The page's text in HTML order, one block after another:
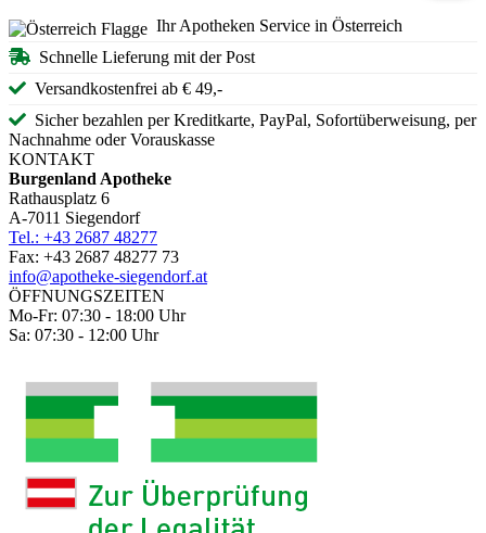
Ihr Apotheken Service in Österreich
Schnelle Lieferung mit der Post
Versandkostenfrei ab € 49,-
Sicher bezahlen per Kreditkarte, PayPal, Sofortüberweisung, per
Nachnahme oder Vorauskasse
KONTAKT
Burgenland Apotheke
Rathausplatz 6
A-7011 Siegendorf
Tel.: +43 2687 48277
Fax: +43 2687 48277 73
info@apotheke-siegendorf.at
ÖFFNUNGSZEITEN
Mo-Fr: 07:30 - 18:00 Uhr
Sa: 07:30 - 12:00 Uhr